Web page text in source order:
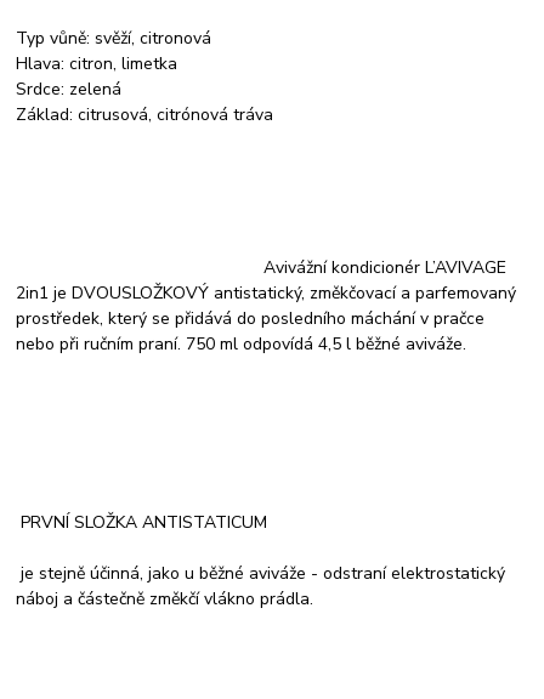
Typ vůně: svěží, citronová
Hlava: citron, limetka
Srdce: zelená
Základ: citrusová, citrónová tráva
Avivážní kondicionér L’AVIVAGE
2in1 je DVOUSLOŽKOVÝ antistatický, změkčovací a parfemovaný
prostředek, který se přidává do posledního máchání v pračce
nebo při ručním praní. 750 ml odpovídá 4,5 l běžné aviváže.
PRVNÍ SLOŽKA ANTISTATICUM
je stejně účinná, jako u běžné aviváže - odstraní elektrostatický
náboj a částečně změkčí vlákno prádla.